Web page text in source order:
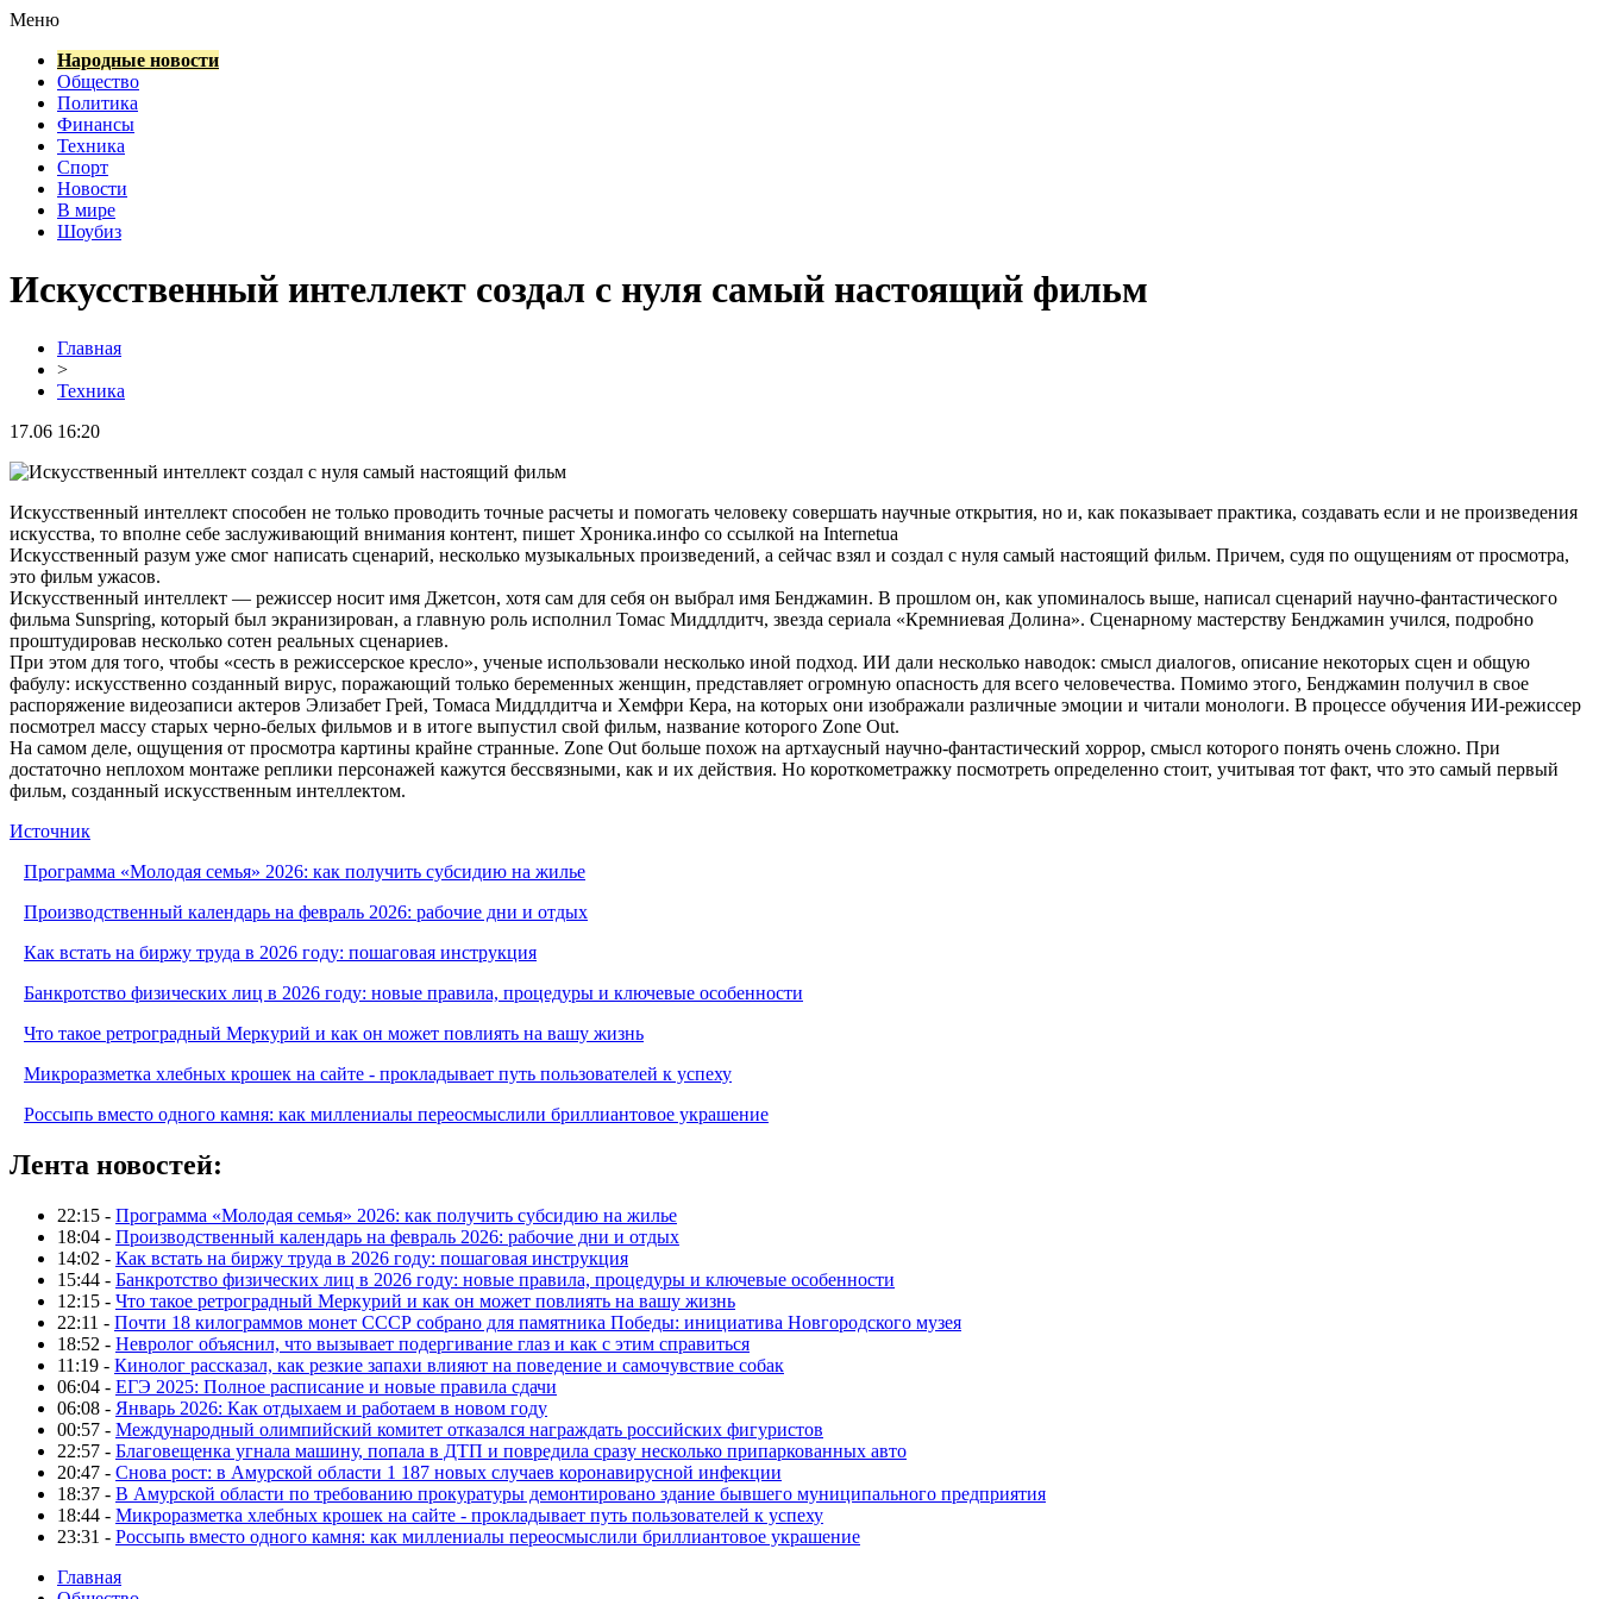
Меню
Народные новости
Общество
Политика
Финансы
Техника
Спорт
Новости
В мире
Шоубиз
Искусственный интеллект создал с нуля самый настоящий фильм
Главная
>
Техника
17.06 16:20
Искусственный интеллект способен не только проводить точные расчеты и помогать человеку совершать научные открытия, но и, как показывает практика, создавать если и не произведения
искусства, то вполне себе заслуживающий внимания контент, пишет Хроника.инфо со ссылкой на Internetua
Искусственный разум уже смог написать сценарий, несколько музыкальных произведений, а сейчас взял и создал с нуля самый настоящий фильм. Причем, судя по ощущениям от просмотра,
это фильм ужасов.
Искусственный интеллект — режиссер носит имя Джетсон, хотя сам для себя он выбрал имя Бенджамин. В прошлом он, как упоминалось выше, написал сценарий научно-фантастического
фильма Sunspring, который был экранизирован, а главную роль исполнил Томас Миддлдитч, звезда сериала «Кремниевая Долина». Сценарному мастерству Бенджамин учился, подробно
проштудировав несколько сотен реальных сценариев.
При этом для того, чтобы «сесть в режиссерское кресло», ученые использовали несколько иной подход. ИИ дали несколько наводок: смысл диалогов, описание некоторых сцен и общую
фабулу: искусственно созданный вирус, поражающий только беременных женщин, представляет огромную опасность для всего человечества. Помимо этого, Бенджамин получил в свое
распоряжение видеозаписи актеров Элизабет Грей, Томаса Миддлдитча и Хемфри Кера, на которых они изображали различные эмоции и читали монологи. В процессе обучения ИИ-режиссер
посмотрел массу старых черно-белых фильмов и в итоге выпустил свой фильм, название которого Zone Out.
На самом деле, ощущения от просмотра картины крайне странные. Zone Out больше похож на артхаусный научно-фантастический хоррор, смысл которого понять очень сложно. При
достаточно неплохом монтаже реплики персонажей кажутся бессвязными, как и их действия. Но короткометражку посмотреть определенно стоит, учитывая тот факт, что это самый первый
фильм, созданный искусственным интеллектом.
Источник
Программа «Молодая семья» 2026: как получить субсидию на жилье
Производственный календарь на февраль 2026: рабочие дни и отдых
Как встать на биржу труда в 2026 году: пошаговая инструкция
Банкротство физических лиц в 2026 году: новые правила, процедуры и ключевые особенности
Что такое ретроградный Меркурий и как он может повлиять на вашу жизнь
Микроразметка хлебных крошек на сайте - прокладывает путь пользователей к успеху
Россыпь вместо одного камня: как миллениалы переосмыслили бриллиантовое украшение
Лента новостей:
22:15 - Программа «Молодая семья» 2026: как получить субсидию на жилье
18:04 - Производственный календарь на февраль 2026: рабочие дни и отдых
14:02 - Как встать на биржу труда в 2026 году: пошаговая инструкция
15:44 - Банкротство физических лиц в 2026 году: новые правила, процедуры и ключевые особенности
12:15 - Что такое ретроградный Меркурий и как он может повлиять на вашу жизнь
22:11 - Почти 18 килограммов монет СССР собрано для памятника Победы: инициатива Новгородского музея
18:52 - Невролог объяснил, что вызывает подергивание глаз и как с этим справиться
11:19 - Кинолог рассказал, как резкие запахи влияют на поведение и самочувствие собак
06:04 - ЕГЭ 2025: Полное расписание и новые правила сдачи
06:08 - Январь 2026: Как отдыхаем и работаем в новом году
00:57 - Международный олимпийский комитет отказался награждать российских фигуристов
22:57 - Благовещенка угнала машину, попала в ДТП и повредила сразу несколько припаркованных авто
20:47 - Снова рост: в Амурской области 1 187 новых случаев коронавирусной инфекции
18:37 - В Амурской области по требованию прокуратуры демонтировано здание бывшего муниципального предприятия
18:44 - Микроразметка хлебных крошек на сайте - прокладывает путь пользователей к успеху
23:31 - Россыпь вместо одного камня: как миллениалы переосмыслили бриллиантовое украшение
Главная